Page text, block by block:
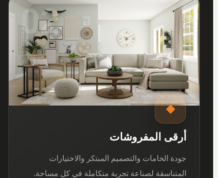
02
◆
أرقى المفروشات
جودة الخامات والتصميم المبتكر والاختيارات
المتناسقة لصناعة تجربة متكاملة في كل مساحة.